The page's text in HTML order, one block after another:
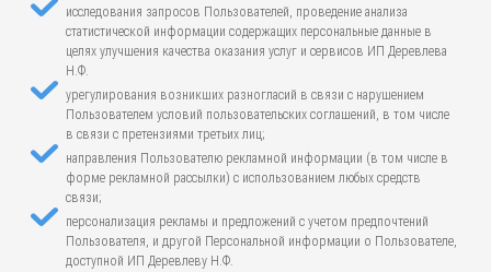
исследования запросов Пользователей, проведение анализа
статистической информации содержащих персональные данные в
целях улучшения качества оказания услуг и сервисов ИП Деревлева
Н.Ф.
урегулирования возникших разногласий в связи с нарушением
Пользователем условий пользовательских соглашений, в том числе
в связи с претензиями третьих лиц;
направления Пользователю рекламной информации (в том числе в
форме рекламной рассылки) с использованием любых средств
связи;
персонализация рекламы и предложений с учетом предпочтений
Пользователя, и другой Персональной информации о Пользователе,
доступной ИП Деревлеву Н.Ф.